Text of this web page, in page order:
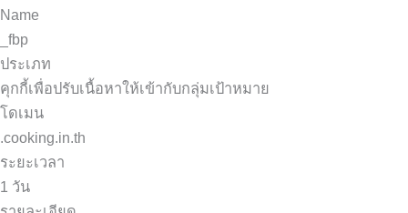
Name
_fbp
ประเภท
คุกกี้เพื่อปรับเนื้อหาให้เข้ากับกลุ่มเป้าหมาย
โดเมน
.cooking.in.th
ระยะเวลา
1 วัน